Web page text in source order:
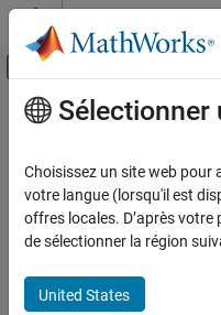
Passer au contenu
Activer/
Accueil de la documentation
Embedded Coder
addPreExecReportFcn
ON THIS PAGE
Syntax
Contenu principal
Add callback function to
executes
Sélectionner
Choisissez un site web
votre langue (lorsqu'il est
offres locales. D’après
de sélectionner la région
United States